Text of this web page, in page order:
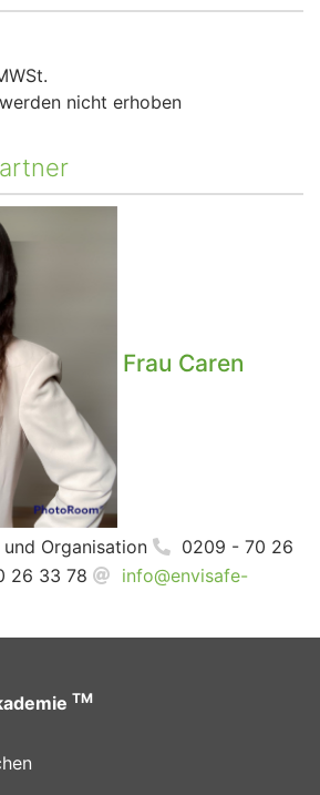
nicht erhoben
Frau Caren
und Organisation
0209 - 70 26
26 33 78
info@envisafe-
TM